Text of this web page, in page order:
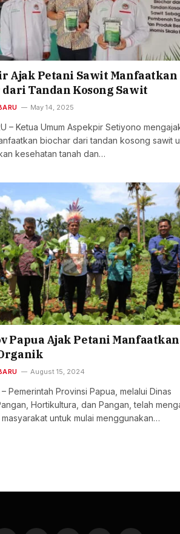
Ajak Petani Sawit Manfaatkan
Tandan Kosong Sawit
May 14, 2025
– Ketua Umum Aspekpir Setiyono
biochar dari tandan kosong sawit
kesehatan tanah dan…
Papua Ajak Petani Manfaatkan
August 15, 2024
– Pemerintah Provinsi Papua, melalui Dinas
Hortikultura, dan Pangan, telah
untuk mulai menggunakan…